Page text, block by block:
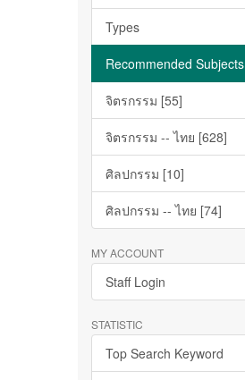
Types
Recommended Subjects
จิตรกรรม [55]
จิตรกรรม -- ไทย [628]
ศิลปกรรม [10]
ศิลปกรรม -- ไทย [74]
MY ACCOUNT
Staff Login
STATISTIC
Top Search Keyword